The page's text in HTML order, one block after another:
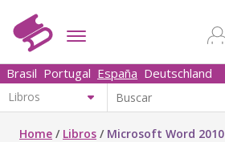
Brasil Portugal España Deutschland
Home / Libros / Microsoft Word 2010